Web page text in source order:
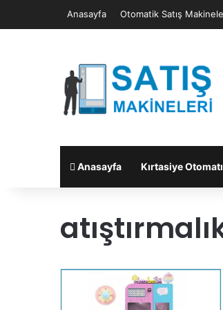
Anasayfa Otomatik Satış
Anasayfa Kırtasiye Otomatı